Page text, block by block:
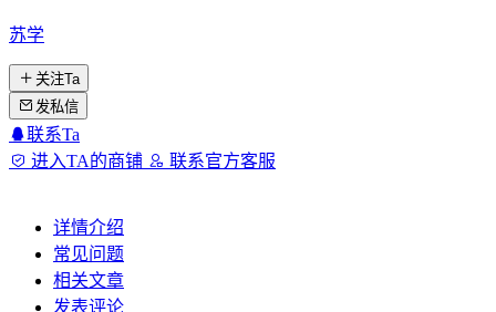
苏学
关注Ta
发私信
联系Ta
进入TA的商铺
联系官方客服
详情介绍
常见问题
相关文章
发表评论